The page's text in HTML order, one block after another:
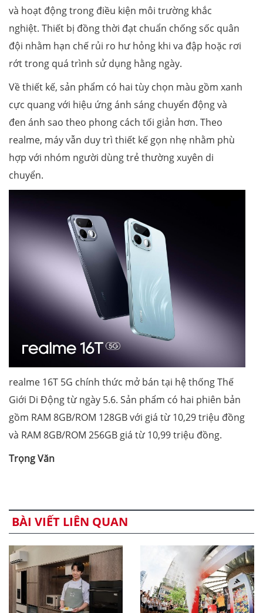
và hoạt động trong điều kiện môi trường khắc
nghiệt. Thiết bị đồng thời đạt chuẩn chống sốc quân
đội nhằm hạn chế rủi ro hư hỏng khi va đập hoặc rơi
rớt trong quá trình sử dụng hằng ngày.
Về thiết kế, sản phẩm có hai tùy chọn màu gồm xanh
cực quang với hiệu ứng ánh sáng chuyển động và
đen ánh sao theo phong cách tối giản hơn. Theo
realme, máy vẫn duy trì thiết kế gọn nhẹ nhằm phù
hợp với nhóm người dùng trẻ thường xuyên di
chuyển.
realme 16T 5G chính thức mở bán tại hệ thống Thế
Giới Di Động từ ngày 5.6. Sản phẩm có hai phiên bản
gồm RAM 8GB/ROM 128GB với giá từ 10,29 triệu đồng
và RAM 8GB/ROM 256GB giá từ 10,99 triệu đồng.
Trọng Văn
BÀI VIẾT LIÊN QUAN